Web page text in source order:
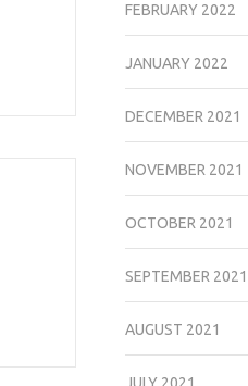
FEBRUARY 2022
JANUARY 2022
DECEMBER 2021
NOVEMBER 2021
OCTOBER 2021
SEPTEMBER 2021
AUGUST 2021